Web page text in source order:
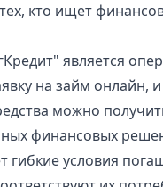
кто ищет
является
на займ онлайн,
можно
финансовых
условия